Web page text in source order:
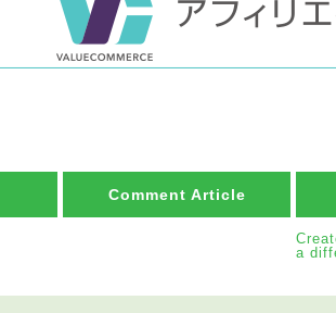
Comment Article
a